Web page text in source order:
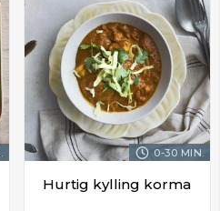
0-30 MIN.
Hurtig kylling korma